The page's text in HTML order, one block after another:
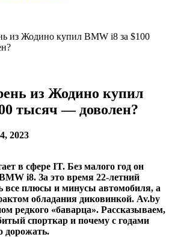
из Жодино купил BMW i8 за $100
из Жодино купил
тысяч — доволен?
2023
в сфере IT. Без малого год он
i8. За это время 22-летний
все плюсы и минусы автомобиля, а
обладания диковинкой. Av.by
редкого «баварца». Рассказываем,
спорткар и почему с годами
дорожать.